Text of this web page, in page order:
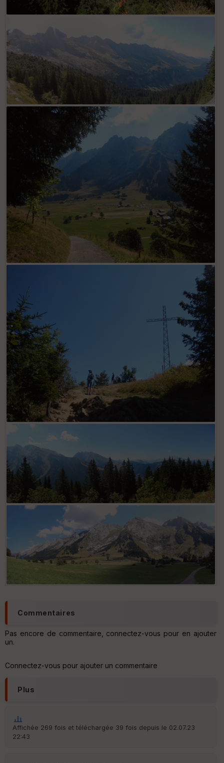
Commentaires
Pas encore de commentaire, connectez-vous pour en ajouter
un.
Connectez-vous pour ajouter un commentaire
Plus
Affichée 269 fois et téléchargée 39 fois depuis le 02.07.23
22:43